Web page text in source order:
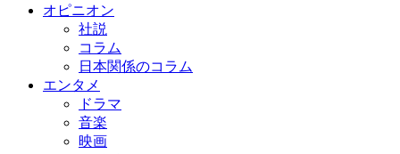
オピニオン
社説
コラム
日本関係のコラム
エンタメ
ドラマ
音楽
映画